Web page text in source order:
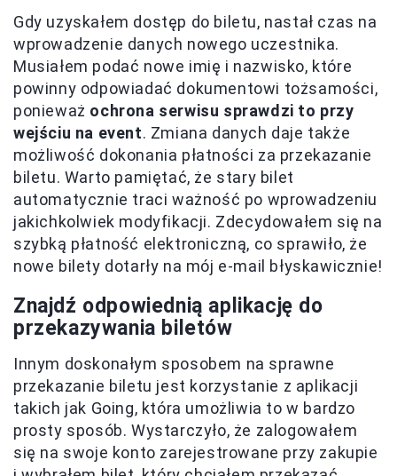
Gdy uzyskałem dostęp do biletu, nastał czas na
wprowadzenie danych nowego uczestnika.
Musiałem podać nowe imię i nazwisko, które
powinny odpowiadać dokumentowi tożsamości,
ponieważ ochrona serwisu sprawdzi to przy
wejściu na event. Zmiana danych daje także
możliwość dokonania płatności za przekazanie
biletu. Warto pamiętać, że stary bilet
automatycznie traci ważność po wprowadzeniu
jakichkolwiek modyfikacji. Zdecydowałem się na
szybką płatność elektroniczną, co sprawiło, że
nowe bilety dotarły na mój e-mail błyskawicznie!
Znajdź odpowiednią aplikację do
przekazywania biletów
Innym doskonałym sposobem na sprawne
przekazanie biletu jest korzystanie z aplikacji
takich jak Going, która umożliwia to w bardzo
prosty sposób. Wystarczyło, że zalogowałem
się na swoje konto zarejestrowane przy zakupie